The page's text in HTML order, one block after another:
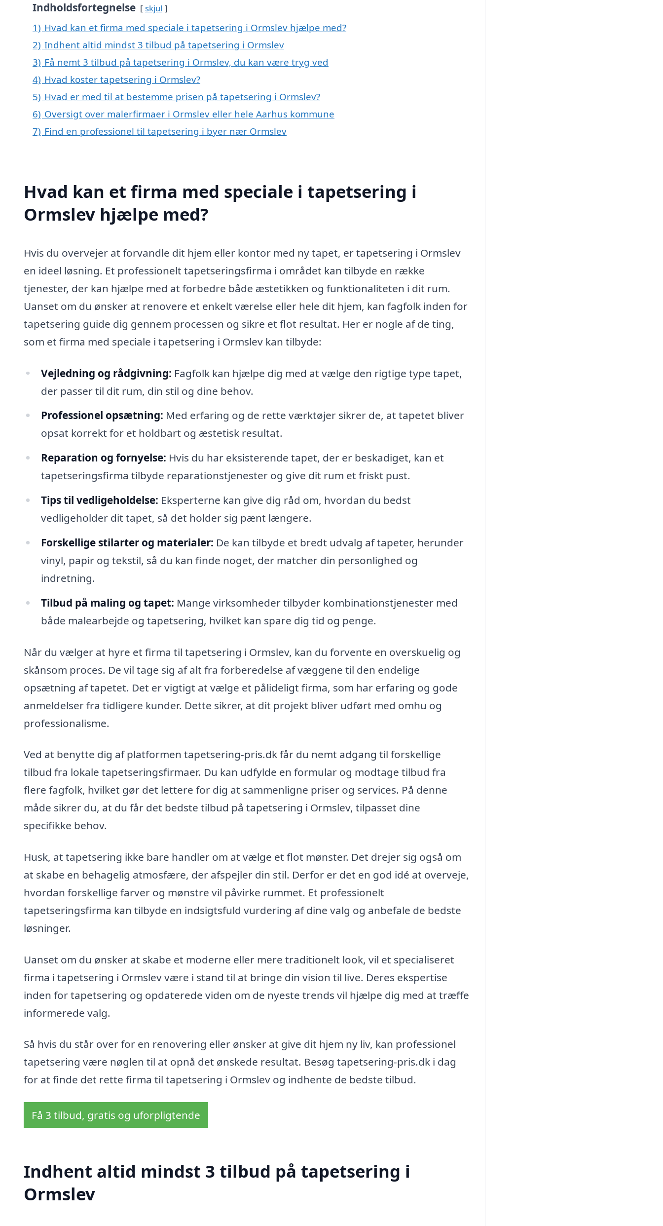
Indholdsfortegnelse skjul
1) Hvad kan et firma med speciale i tapetsering i Ormslev hjælpe med?
2) Indhent altid mindst 3 tilbud på tapetsering i Ormslev
3) Få nemt 3 tilbud på tapetsering i Ormslev, du kan være tryg ved
4) Hvad koster tapetsering i Ormslev?
5) Hvad er med til at bestemme prisen på tapetsering i Ormslev?
6) Oversigt over malerfirmaer i Ormslev eller hele Aarhus kommune
7) Find en professionel til tapetsering i byer nær Ormslev
Hvad kan et firma med speciale i tapetsering i
Ormslev hjælpe med?
Hvis du overvejer at forvandle dit hjem eller kontor med ny tapet, er tapetsering i Ormslev
en ideel løsning. Et professionelt tapetseringsfirma i området kan tilbyde en række
tjenester, der kan hjælpe med at forbedre både æstetikken og funktionaliteten i dit rum.
Uanset om du ønsker at renovere et enkelt værelse eller hele dit hjem, kan fagfolk inden for
tapetsering guide dig gennem processen og sikre et flot resultat. Her er nogle af de ting,
som et firma med speciale i tapetsering i Ormslev kan tilbyde:
Vejledning og rådgivning: Fagfolk kan hjælpe dig med at vælge den rigtige type tapet,
der passer til dit rum, din stil og dine behov.
Professionel opsætning: Med erfaring og de rette værktøjer sikrer de, at tapetet bliver
opsat korrekt for et holdbart og æstetisk resultat.
Reparation og fornyelse: Hvis du har eksisterende tapet, der er beskadiget, kan et
tapetseringsfirma tilbyde reparationstjenester og give dit rum et friskt pust.
Tips til vedligeholdelse: Eksperterne kan give dig råd om, hvordan du bedst
vedligeholder dit tapet, så det holder sig pænt længere.
Forskellige stilarter og materialer: De kan tilbyde et bredt udvalg af tapeter, herunder
vinyl, papir og tekstil, så du kan finde noget, der matcher din personlighed og
indretning.
Tilbud på maling og tapet: Mange virksomheder tilbyder kombinationstjenester med
både malearbejde og tapetsering, hvilket kan spare dig tid og penge.
Når du vælger at hyre et firma til tapetsering i Ormslev, kan du forvente en overskuelig og
skånsom proces. De vil tage sig af alt fra forberedelse af væggene til den endelige
opsætning af tapetet. Det er vigtigt at vælge et pålideligt firma, som har erfaring og gode
anmeldelser fra tidligere kunder. Dette sikrer, at dit projekt bliver udført med omhu og
professionalisme.
Ved at benytte dig af platformen tapetsering-pris.dk får du nemt adgang til forskellige
tilbud fra lokale tapetseringsfirmaer. Du kan udfylde en formular og modtage tilbud fra
flere fagfolk, hvilket gør det lettere for dig at sammenligne priser og services. På denne
måde sikrer du, at du får det bedste tilbud på tapetsering i Ormslev, tilpasset dine
specifikke behov.
Husk, at tapetsering ikke bare handler om at vælge et flot mønster. Det drejer sig også om
at skabe en behagelig atmosfære, der afspejler din stil. Derfor er det en god idé at overveje,
hvordan forskellige farver og mønstre vil påvirke rummet. Et professionelt
tapetseringsfirma kan tilbyde en indsigtsfuld vurdering af dine valg og anbefale de bedste
løsninger.
Uanset om du ønsker at skabe et moderne eller mere traditionelt look, vil et specialiseret
firma i tapetsering i Ormslev være i stand til at bringe din vision til live. Deres ekspertise
inden for tapetsering og opdaterede viden om de nyeste trends vil hjælpe dig med at træffe
informerede valg.
Så hvis du står over for en renovering eller ønsker at give dit hjem ny liv, kan professionel
tapetsering være nøglen til at opnå det ønskede resultat. Besøg tapetsering-pris.dk i dag
for at finde det rette firma til tapetsering i Ormslev og indhente de bedste tilbud.
Få 3 tilbud, gratis og uforpligtende
Indhent altid mindst 3 tilbud på tapetsering i
Ormslev